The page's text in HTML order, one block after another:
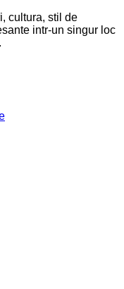
cultura, stil de
intr-un singur loc